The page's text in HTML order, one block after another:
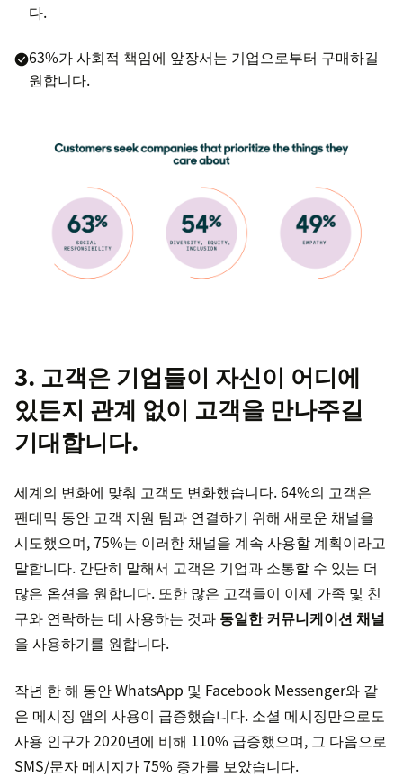
다.
63%가 사회적 책임에 앞장서는 기업으로부터 구매하길
원합니다.
3. 고객은 기업들이 자신이 어디에
있든지 관계 없이 고객을 만나주길
기대합니다.
세계의 변화에 맞춰 고객도 변화했습니다. 64%의 고객은
팬데믹 동안 고객 지원 팀과 연결하기 위해 새로운 채널을
시도했으며, 75%는 이러한 채널을 계속 사용할 계획이라고
말합니다. 간단히 말해서 고객은 기업과 소통할 수 있는 더
많은 옵션을 원합니다. 또한 많은 고객들이 이제 가족 및 친
구와 연락하는 데 사용하는 것과 동일한 커뮤니케이션 채널
을 사용하기를 원합니다.
작년 한 해 동안 WhatsApp 및 Facebook Messenger와 같
은 메시징 앱의 사용이 급증했습니다. 소셜 메시징만으로도
사용 인구가 2020년에 비해 110% 급증했으며, 그 다음으로
SMS/문자 메시지가 75% 증가를 보았습니다.